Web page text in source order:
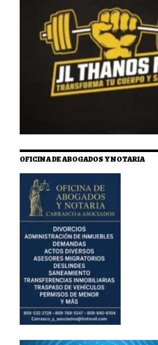
OFICINA DE ABOGADOS Y NOTARIA